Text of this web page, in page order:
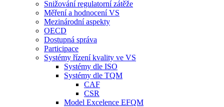
Snižování regulatorní zátěže
Měření a hodnocení VS
Mezinárodní aspekty
OECD
Dostupná správa
Participace
Systémy řízení kvality ve VS
Systémy dle ISO
Systémy dle TQM
CAF
CSR
Model Excelence EFQM